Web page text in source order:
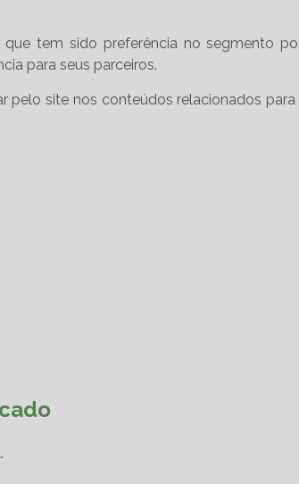
tem sido preferência no segmento
para seus parceiros.
pelo site nos conteúdos relacionados para